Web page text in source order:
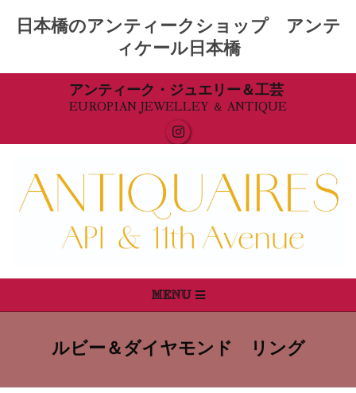
日本橋のアンティークショップ アンテ
ィケール日本橋
アンティーク・ジュエリー＆工芸
EUROPIAN JEWELLEY ＆ ANTIQUE
Navigation
MENU
ルビー＆ダイヤモンド リング